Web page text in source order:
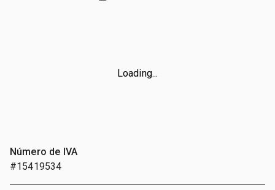
Loading...
Número de IVA
#15419534